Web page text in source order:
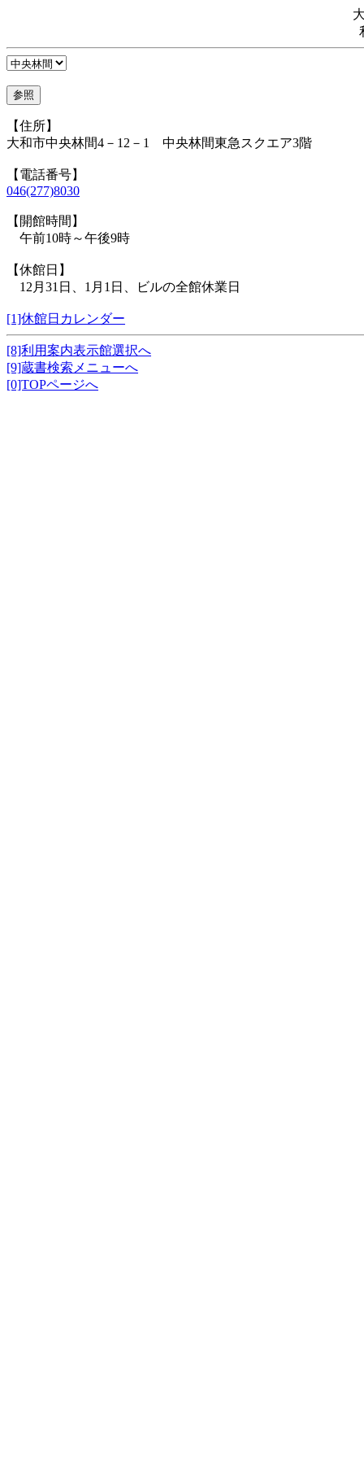
【住所】
大和市中央林間4－12－1 中央林間東急スクエア3階
【電話番号】
046(277)8030
【開館時間】
午前10時～午後9時
【休館日】
12月31日、1月1日、ビルの全館休業日
[1]休館日カレンダー
[8]利用案内表示館選択へ
[9]蔵書検索メニューへ
[0]TOPページへ